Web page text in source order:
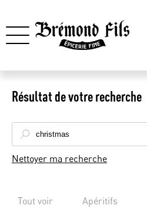
Résultat de votre recherche
Nettoyer ma recherche
Tout voir Apéritifs